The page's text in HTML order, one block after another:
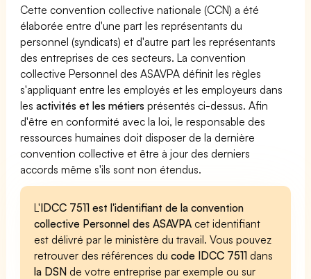
Cette convention collective nationale (CCN) a été
élaborée entre d'une part les représentants du
personnel (syndicats) et d'autre part les représentants
des entreprises de ces secteurs. La convention
collective Personnel des ASAVPA définit les règles
s'appliquant entre les employés et les employeurs dans
lesactivités et les métiers présentés ci-dessus. Afin
d'être en conformité avec la loi, le responsable des
ressources humaines doit disposer de la dernière
convention collective et être à jour des derniers
accords même s'ils sont non étendus.
L'IDCC 7511 est l'identifiant de la convention
collective Personnel des ASAVPA cet identifiant
est délivré par le ministère du travail. Vous pouvez
retrouver des références ducode IDCC 7511 dans
la DSN de votre entreprise par exemple ou sur